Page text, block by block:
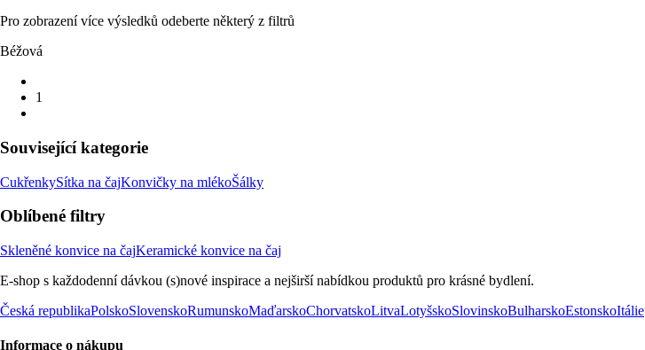
Pro zobrazení více výsledků odeberte některý z filtrů
Béžová
1
Související kategorie
CukřenkySítka na čajKonvičky na mlékoŠálky
Oblíbené filtry
Skleněné konvice na čajKeramické konvice na čaj
E-shop s každodenní dávkou (s)nové inspirace a nejširší nabídkou produktů pro krásné bydlení.
Česká republikaPolskoSlovenskoRumunskoMaďarskoChorvatskoLitvaLotyšskoSlovinskoBulharskoEstonskoItálie
Informace o nákupu